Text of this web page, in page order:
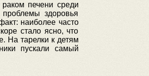
печени среди
здоровья
наиболее часто
стало ясно, что
На тарелки к детям
пускали самый